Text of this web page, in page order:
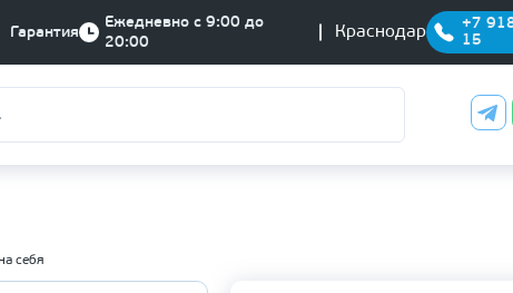
Гарантия
Ежедневно с 9:00 до
20:00
Краснодар
+7
15
себя